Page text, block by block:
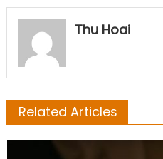
Thu Hoai
Related Articles